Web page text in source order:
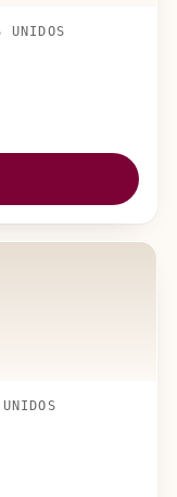
UNIDOS